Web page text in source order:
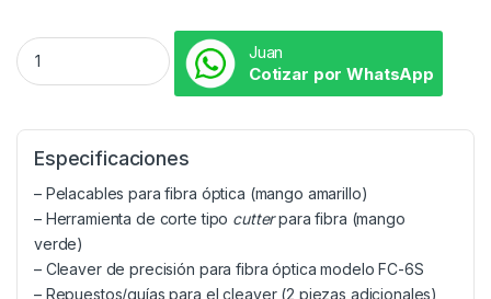
Juan
Cotizar por WhatsApp
Especificaciones
– Pelacables para fibra óptica (mango amarillo)
– Herramienta de corte tipo cutterpara fibra (mango
verde)
– Cleaver de precisión para fibra óptica modelo FC-6S
– Repuestos/guías para el cleaver (2 piezas adicionales)